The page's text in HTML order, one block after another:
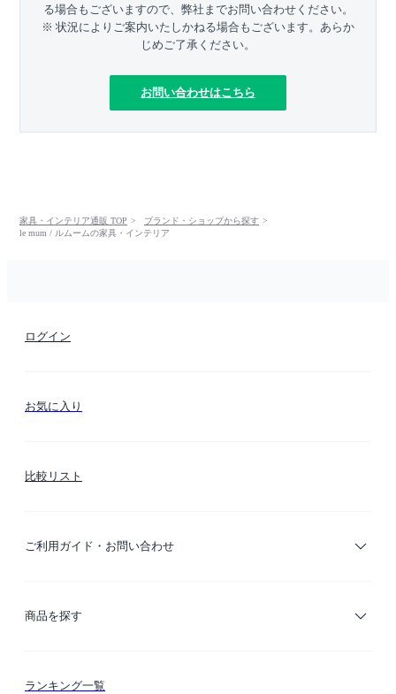
る場合もございますので、弊社までお問い合わせください。
※ 状況によりご案内いたしかねる場合もございます。あらか
じめご了承ください。
お問い合わせはこちら
家具・インテリア通販 TOP
ブランド・ショップから探す
le mum / ルムームの家具・インテリア
ログイン
お気に入り
比較リスト
ご利用ガイド・お問い合わせ
ご利用ガイド
商品を探す
カテゴリー検索
ランキング一覧